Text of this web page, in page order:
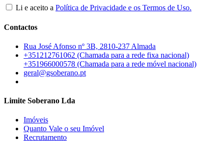
Li e aceito a Política de Privacidade e os Termos de Uso.
Contactos
Rua José Afonso nº 3B, 2810-237 Almada
+351212761062 (Chamada para a rede fixa nacional)
+351966000578 (Chamada para a rede móvel nacional)
geral@gsoberano.pt
Limite Soberano Lda
Imóveis
Quanto Vale o seu Imóvel
Recrutamento